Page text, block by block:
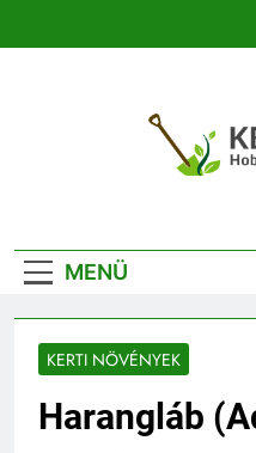
MENÜ
KERTI NÖVÉNYEK
Harangláb